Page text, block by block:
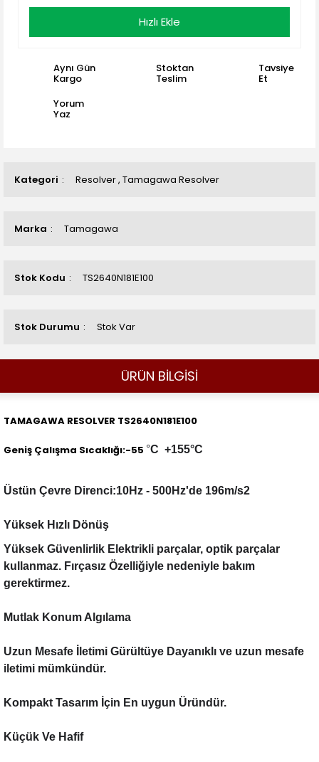
Kategori Resolver, Tamagawa Resolver
Marka Tamagawa
Stok Kodu TS2640N181E100
Stok Durumu Stok Var
Hızlı Ekle
Aynı Gün
Kargo
Stoktan
Teslim
Tavsiye
Et
Yorum
Yaz
ÜRÜN BİLGİSİ
TAMAGAWA RESOLVER TS2640N181E100
Geniş Çalışma Sıcaklığı:-55 °C +155°C
Üstün Çevre Direnci:10Hz - 500Hz'de 196m/s2
Yüksek Hızlı Dönüş
Yüksek Güvenlirlik Elektrikli parçalar, optik parçalar
kullanmaz. Fırçasız Özelliğiyle nedeniyle bakım
gerektirmez.
Mutlak Konum Algılama
Uzun Mesafe İletimi Gürültüye Dayanıklı ve uzun mesafe
iletimi mümkündür.
Kompakt Tasarım İçin En uygun Üründür.
Küçük Ve Hafif